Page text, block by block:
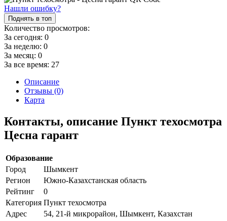
Нашли ошибку?
Поднять в топ
Количество просмотров:
За сегодня: 0
За неделю: 0
За месяц: 0
За все время: 27
Описание
Отзывы (0)
Карта
Контакты, описание Пункт техосмотра
Цесна гарант
Образование
Город
Шымкент
Регион
Южно-Казахстанская область
Рейтинг
0
Категория Пункт техосмотра
Адрес
54, 21-й микрорайон, Шымкент, Казахстан